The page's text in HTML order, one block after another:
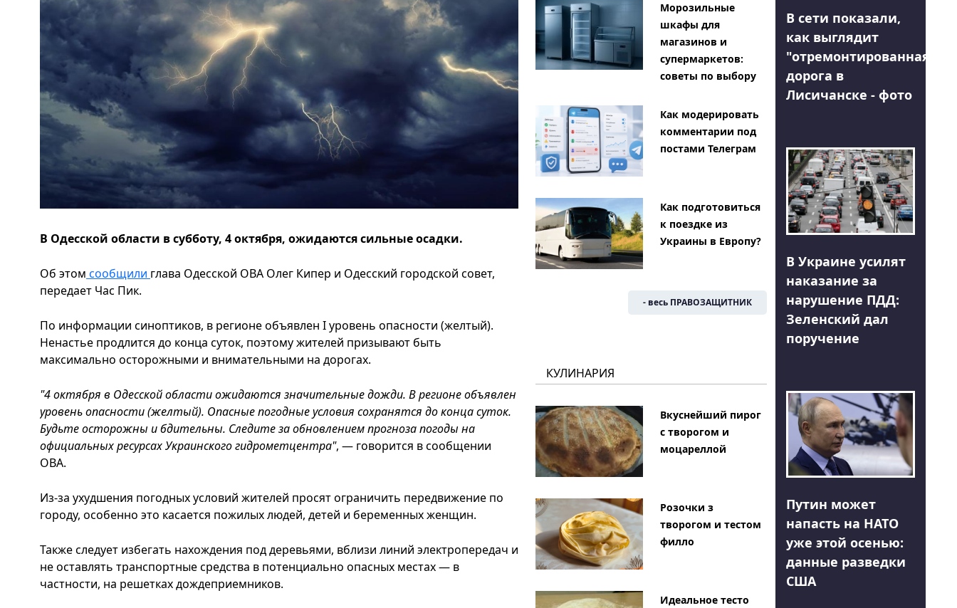
В Одесской области в субботу, 4 октября, ожидаются сильные осадки.
Об этом сообщили глава Одесской ОВА Олег Кипер и Одесский городской совет,
передает Час Пик.
По информации синоптиков, в регионе объявлен I уровень опасности (желтый).
Ненастье продлится до конца суток, поэтому жителей призывают быть
максимально осторожными и внимательными на дорогах.
"4 октября в Одесской области ожидаются значительные дожди. В регионе объявлен
уровень опасности (желтый). Опасные погодные условия сохранятся до конца суток.
Будьте осторожны и бдительны. Следите за обновлением прогноза погоды на
официальных ресурсах Украинского гидрометцентра", — говорится в сообщении
ОВА.
Из-за ухудшения погодных условий жителей просят ограничить передвижение по
городу, особенно это касается пожилых людей, детей и беременных женщин.
Также следует избегать нахождения под деревьями, вблизи линий электропередач и
не оставлять транспортные средства в потенциально опасных местах — в
частности, на решетках дождеприемников.
Морозильные
шкафы для
магазинов и
супермаркетов:
советы по выбору
Как модерировать
комментарии под
постами Телеграм
Как подготовиться
к поездке из
Украины в Европу?
- весь ПРАВОЗАЩИТНИК
КУЛИНАРИЯ
Вкуснейший пирог
с творогом и
моцареллой
Розочки з
творогом и тестом
филло
Идеальное тесто
В сети показали,
как выглядит
"отремонтированная"
дорога в
Лисичанске - фото
В Украине усилят
наказание за
нарушение ПДД:
Зеленский дал
поручение
Путин может
напасть на НАТО
уже этой осенью:
данные разведки
США